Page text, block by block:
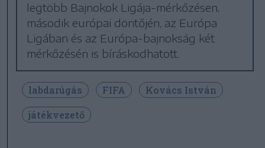
legtöbb Bajnokok Ligája-mérkőzésen,
második európai döntőjén, az Európa
Ligában és az Európa-bajnokság két
mérkőzésén is bíráskodhatott.
labdarúgás FIFA
Kovács István
játékvezető